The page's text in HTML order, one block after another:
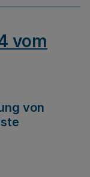
vom
von